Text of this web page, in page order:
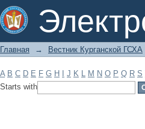
Filter by: Subject
Главная → Вестник Курганской ГСХА
A B C D E F G H J K L M N O P Q R S
Starts with